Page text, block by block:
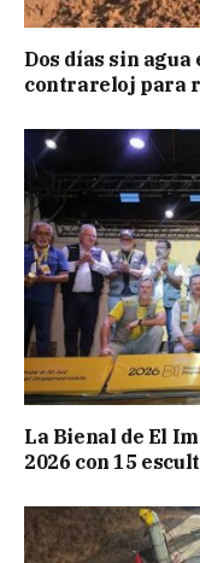
Dos días sin agua
contrareloj para
La Bienal de El
2026 con 15